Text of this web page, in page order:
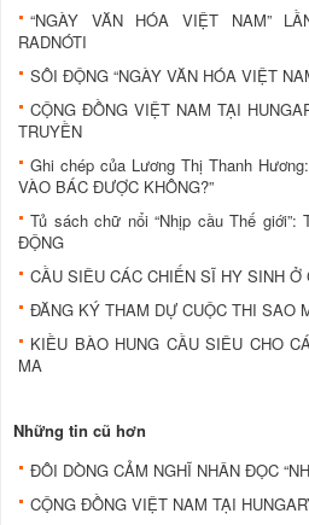
“NGÀY VĂN HÓA VIỆT NAM”
RADNÓTI
SÔI ĐỘNG “NGÀY VĂN HÓA VIỆT
CỘNG ĐỒNG VIỆT NAM TẠI
TRUYỀN
Ghi chép của Lương Thị Thanh
VÀO BÁC ĐƯỢC KHÔNG?”
Tủ sách chữ nổi “Nhịp cầu Thế giới”:
ĐỘNG
CẦU SIÊU CÁC CHIẾN SĨ HY SINH
ĐĂNG KÝ THAM DỰ CUỘC THI SAO
KIỀU BÀO HUNG CẦU SIÊU CHO
MA
Những tin cũ hơn
ĐÔI DÒNG CẢM NGHĨ NHÂN ĐỌC
CỘNG ĐỒNG VIỆT NAM TẠI